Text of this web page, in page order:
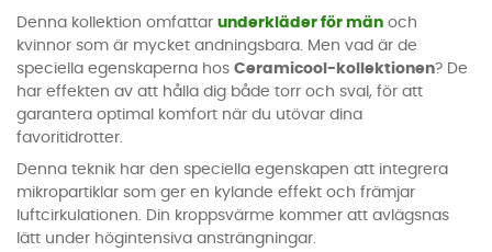
Denna kollektion omfattar underkläder för män och
kvinnor som är mycket andningsbara. Men vad är de
speciella egenskaperna hos Ceramicool-kollektionen? De
har effekten av att hålla dig både torr och sval, för att
garantera optimal komfort när du utövar dina
favoritidrotter.
Denna teknik har den speciella egenskapen att integrera
mikropartiklar som ger en kylande effekt och främjar
luftcirkulationen. Din kroppsvärme kommer att avlägsnas
lätt under högintensiva ansträngningar.